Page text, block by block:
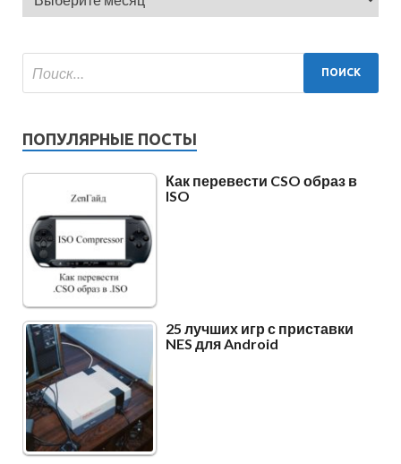
ПОПУЛЯРНЫЕ ПОСТЫ
Как перевести CSO образ в
ISO
25 лучших игр с приставки
NES для Android